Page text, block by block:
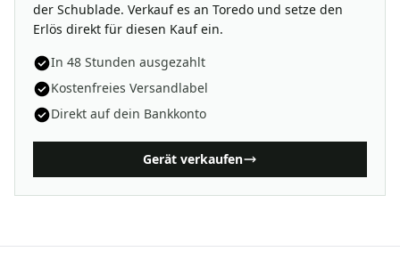
der Schublade. Verkauf es an Toredo und setze den
Erlös direkt für diesen Kauf ein.
In 48 Stunden ausgezahlt
Kostenfreies Versandlabel
Direkt auf dein Bankkonto
Gerät verkaufen